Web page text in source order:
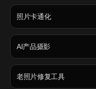
照片卡通化
AI产品摄影
老照片修复工具